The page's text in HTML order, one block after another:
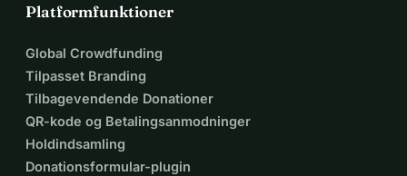
Platformfunktioner
Global Crowdfunding
Tilpasset Branding
Tilbagevendende Donationer
QR-kode og Betalingsanmodninger
Holdindsamling
Donationsformular-plugin